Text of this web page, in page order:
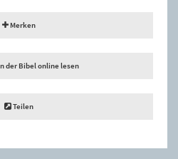
Merken
der Bibel online lesen
Teilen